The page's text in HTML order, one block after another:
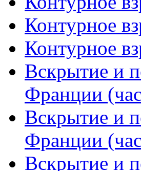
Контурное
Контурное
Вскрытие и
Франции
Вскрытие и
Франции
Вскрытие и